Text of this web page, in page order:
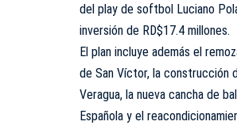
del play de softbol Luciano
inversión de RD$17.4 millones.
El plan incluye además el
de San Víctor, la construcción
Veragua, la nueva cancha de
Española y el